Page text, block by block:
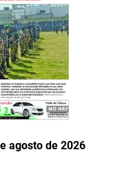
agosto de 2026